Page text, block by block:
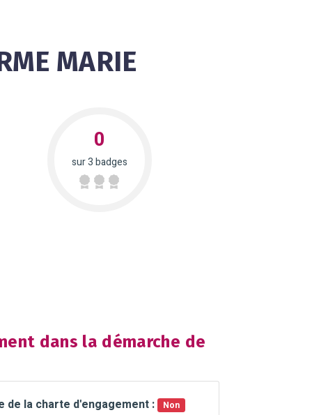
MARIE
0
sur 3 badges
dans la démarche de
de la charte d'engagement : Non